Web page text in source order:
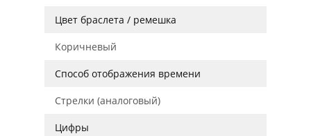
Цвет браслета / ремешка
Коричневый
Способ отображения времени
Стрелки (аналоговый)
Цифры